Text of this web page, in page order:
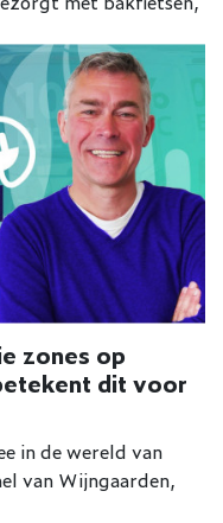
zones op
dit voor
in de wereld van
van Wijngaarden,